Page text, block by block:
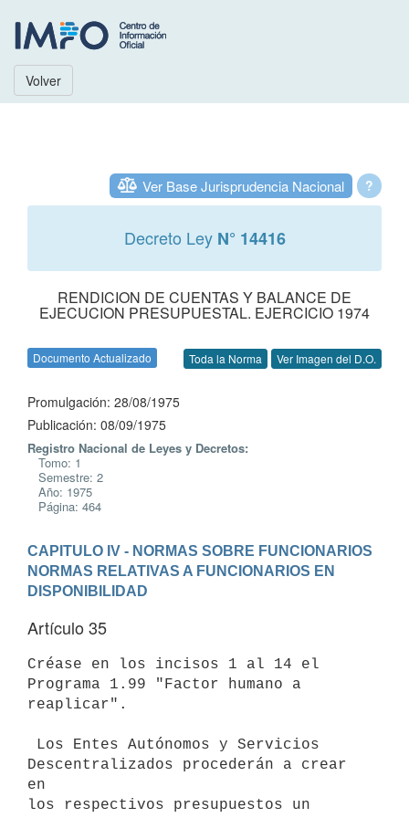
Volver
?
Ver Base Jurisprudencia Nacional
Decreto Ley N° 14416
RENDICION DE CUENTAS Y BALANCE DE
EJECUCION PRESUPUESTAL. EJERCICIO 1974
Documento Actualizado Toda la Norma Ver Imagen del D.O.
Promulgación: 28/08/1975
Publicación: 08/09/1975
Registro Nacional de Leyes y Decretos:
Tomo: 1
Semestre: 2
Año: 1975
Página: 464
CAPITULO IV - NORMAS SOBRE FUNCIONARIOS
NORMAS RELATIVAS A FUNCIONARIOS EN
DISPONIBILIDAD
Artículo 35
Créase en los incisos 1 al 14 el
Programa 1.99 "Factor humano a
reaplicar".
Descentralizados procederán a crear
en
los respectivos presupuestos un